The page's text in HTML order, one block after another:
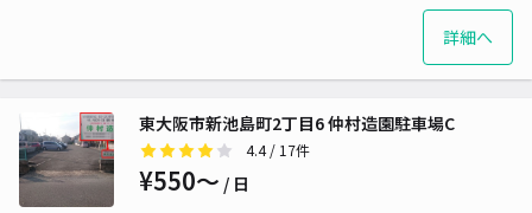
詳細へ
東大阪市新池島町2丁目6 仲村造園駐車場C
4.4/ 17件
¥550〜 / 日